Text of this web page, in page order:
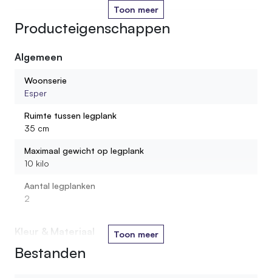
Kan ik de stam in een kleur laten oliën die past bij
mijn interieur?
Uit wat voor materiaal bestaan de legplanken?
Toon meer
Producteigenschappen
Algemeen
Woonserie
Esper
Ruimte tussen legplank
35 cm
Maximaal gewicht op legplank
10 kilo
Aantal legplanken
2
Kleur & Materiaal
Houtsoort stam
Toon meer
Bestanden